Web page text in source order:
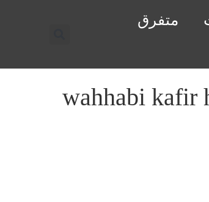
متفرق
wahhabi kafir